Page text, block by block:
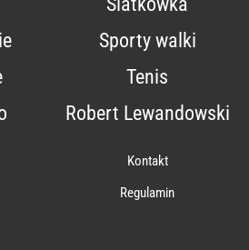
Sporty walki
Tenis
Robert Lewandowski
Kontakt
Regulamin